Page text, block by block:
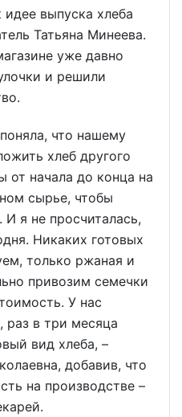
выпуска хлеба
Татьяна Минеева.
уже давно
и решили
что нашему
хлеб другого
от начала до конца на
сырье, чтобы
я не просчиталась,
Никаких готовых
только ржаная и
привозим семечки
У нас
раз в три месяца
вид хлеба, –
добавив, что
на производстве –